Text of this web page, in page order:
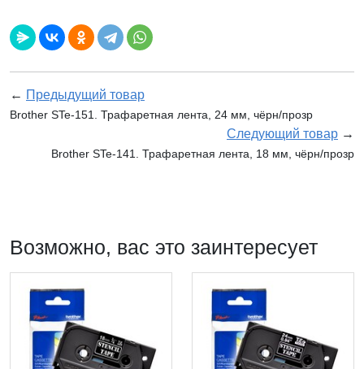
← Предыдущий товар
Brother STe-151. Трафаретная лента, 24 мм, чёрн/прозр
Следующий товар →
Brother STe-141. Трафаретная лента, 18 мм, чёрн/прозр
Возможно, вас это заинтересует